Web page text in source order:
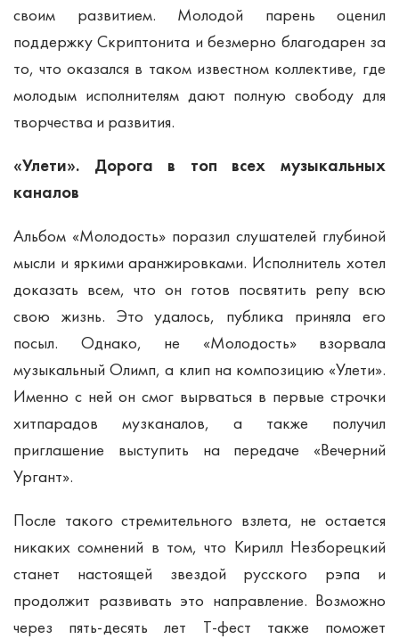
своим развитием. Молодой парень оценил
поддержку Скриптонита и безмерно благодарен за
то, что оказался в таком известном коллективе, где
молодым исполнителям дают полную свободу для
творчества и развития.
«Улети». Дорога в топ всех музыкальных
каналов
Альбом «Молодость» поразил слушателей глубиной
мысли и яркими аранжировками. Исполнитель хотел
доказать всем, что он готов посвятить репу всю
свою жизнь. Это удалось, публика приняла его
посыл. Однако, не «Молодость» взорвала
музыкальный Олимп, а клип на композицию «Улети».
Именно с ней он смог вырваться в первые строчки
хитпарадов музканалов, а также получил
приглашение выступить на передаче «Вечерний
Ургант».
После такого стремительного взлета, не остается
никаких сомнений в том, что Кирилл Незборецкий
станет настоящей звездой русского рэпа и
продолжит развивать это направление. Возможно
через пять-десять лет Т-фест также поможет